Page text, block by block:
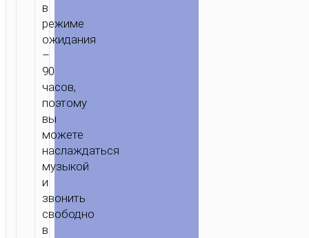
в
режиме
ожидания
–
90
часов,
поэтому
вы
можете
наслаждаться
музыкой
и
звонить
свободно
в